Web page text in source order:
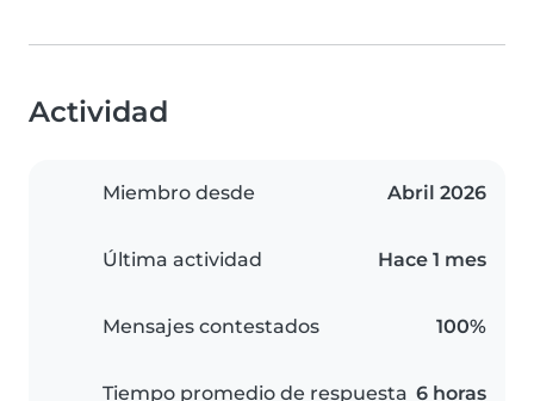
Actividad
Miembro desde Abril 2026
Última actividad Hace 1 mes
Mensajes contestados 100%
Tiempo promedio de respuesta 6 horas